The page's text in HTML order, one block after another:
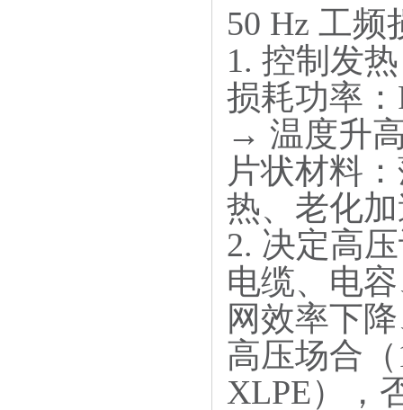
50 Hz 工频
1. 控制发
损耗功率：
→ 温度升
片状材料
热、老化
2. 决定高
电缆、电
网效率下
高压场合
XLPE），